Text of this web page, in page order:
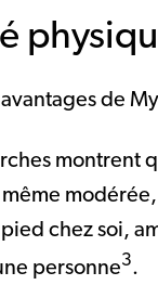
de
montrent
chez soi,
personne3.